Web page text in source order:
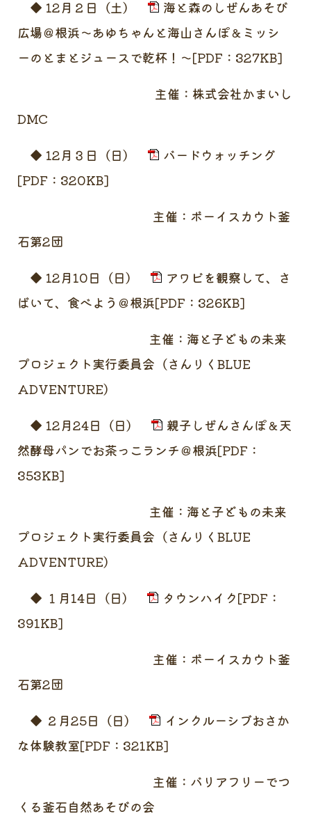
◆ 12月２日（土）
海と森のしぜんあそび
広場＠根浜～あゆちゃんと海山さんぽ＆ミッシ
ーのとまとジュースで乾杯！～[PDF：327KB]
主催：株式会社かまいし
DMC
◆ 12月３日（日）
バードウォッチング
[PDF：320KB]
主催：ボーイスカウト釜
石第2団
◆ 12月10日（日）
アワビを観察して、さ
ばいて、食べよう＠根浜[PDF：326KB]
主催：海と子どもの未来
プロジェクト実行委員会（さんりくBLUE
ADVENTURE）
◆ 12月24日（日）
親子しぜんさんぽ＆天
然酵母パンでお茶っこランチ＠根浜[PDF：
353KB]
主催：海と子どもの未来
プロジェクト実行委員会（さんりくBLUE
ADVENTURE）
◆ １月14日（日）
タウンハイク[PDF：
391KB]
主催：ボーイスカウト釜
石第2団
◆ ２月25日（日）
インクルーシブおさか
な体験教室[PDF：321KB]
主催：バリアフリーでつ
くる釜石自然あそびの会